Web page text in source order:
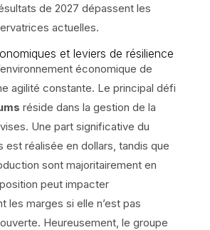
de 2027 dépassent les
actuelles.
et leviers de résilience
économique de
agilité constante. Le principal défi
réside dans la gestion de la
Une part significative du
est réalisée en dollars, tandis que
sont majoritairement en
peut impacter
les marges si elle n’est pas
Heureusement, le groupe